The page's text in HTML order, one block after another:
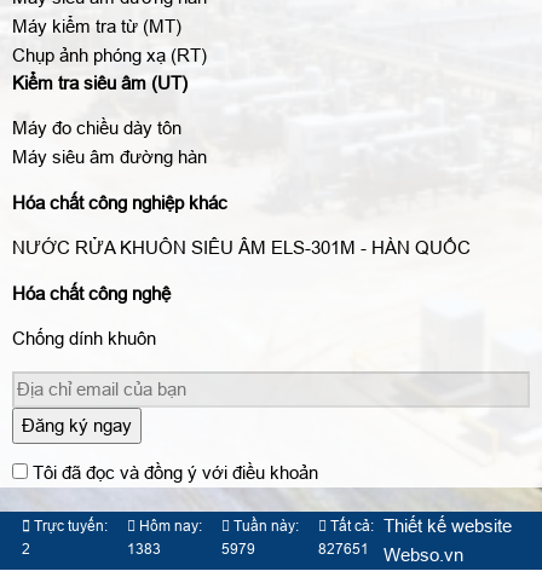
Máy kiểm tra từ (MT)
Chụp ảnh phóng xạ (RT)
Kiểm tra siêu âm (UT)
Máy đo chiều dày tôn
Máy siêu âm đường hàn
Hóa chất công nghiệp khác
NƯỚC RỬA KHUÔN SIÊU ÂM ELS-301M - HÀN QUỐC
Hóa chất công nghệ
Chống dính khuôn
Đăng ký ngay
Tôi đã đọc và đồng ý với điều khoản
Trực tuyến:
2
Hôm nay:
1383
Tuần này:
5979
Tất cả:
827651
Thiết kế website
Webso.vn